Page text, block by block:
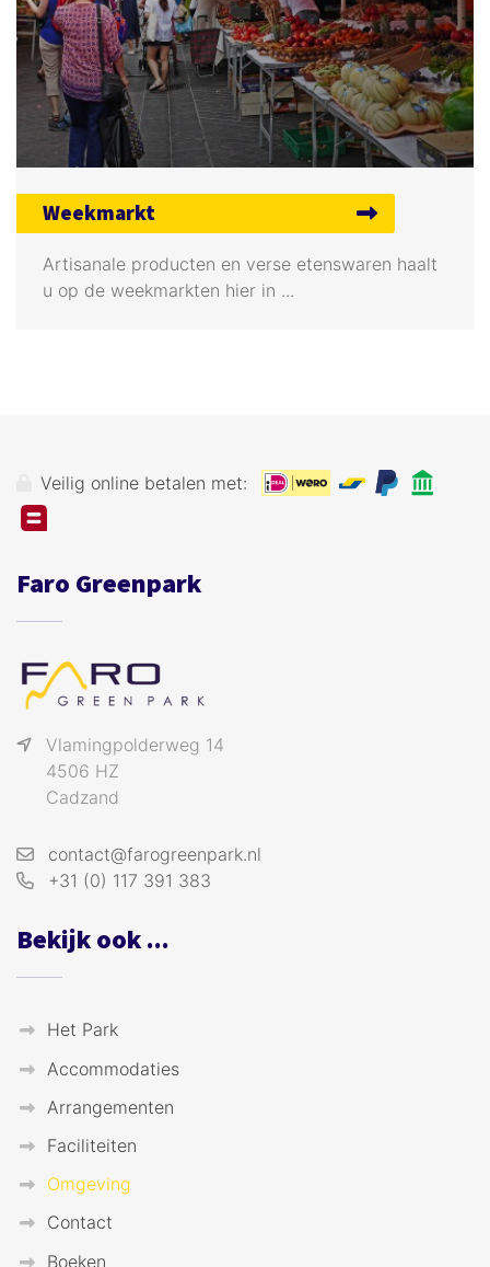
Weekmarkt
Artisanale producten en verse etenswaren haalt
u op de weekmarkten hier in ...
Veilig online betalen met:
Faro Greenpark
Vlamingpolderweg 14
4506 HZ
Cadzand
contact@farogreenpark.nl
+31 (0) 117 391 383
Bekijk ook ...
Het Park
Accommodaties
Arrangementen
Faciliteiten
Omgeving
Contact
Boeken